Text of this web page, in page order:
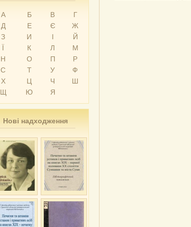
А Б В
Г
Д
Е Є
Ж
З
И І
Й
Ї
К Л
М
Н
О П
Р
С
Т У
Ф
Х
Ц Ч
Ш
Щ
Ю Я
Нові надходження